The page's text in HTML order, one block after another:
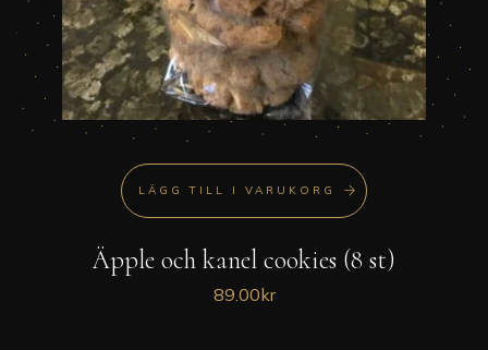
LÄGG TILL I VARUKORG
Äpple och kanel cookies (8 st)
89.00kr